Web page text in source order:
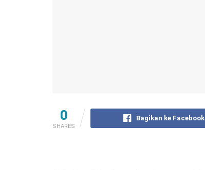
0
SHARES
Bagikan ke Facebook